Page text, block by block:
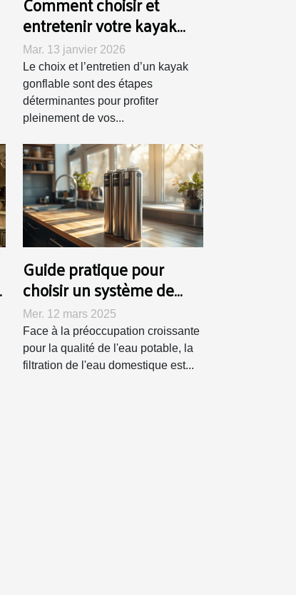
entretenir votre kayak
gonflable pour une
durabilité maximale ?
Mar. 13 janvier 2026
Le choix et l’entretien d’un kayak
gonflable sont des étapes
déterminantes pour profiter
pleinement de vos...
Guide pratique pour
choisir un système de
filtration d'eau
domestique
Mer. 12 mars 2025
Face à la préoccupation croissante
pour la qualité de l'eau potable, la
filtration de l'eau domestique est...